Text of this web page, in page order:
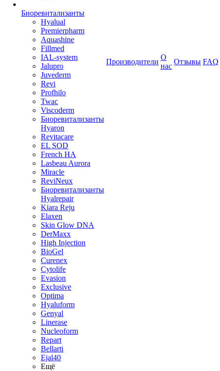
Биоревитализанты
Hyalual
Premierpharm
Aquashine
Fillmed
IAL-system
Jalupro
Juvederm
Revi
Profhilo
Twac
Viscoderm
Биоревитализанты
Hyaron
Revitacare
EL SOD
French HA
Lasbeau Aurora
Miracle
ReviNeux
Биоревитализанты
Hyalrepair
Kiara Reju
Elaxen
Skin Glow DNA
DerMaxx
High Injection
BioGel
Curenex
Cytolife
Evasion
Exclusive
Optima
Hyaluform
Genyal
Linerase
Nucleoform
Repart
Bellarti
Ejal40
Ещё
Производители
О
нас
Отзывы FAQ